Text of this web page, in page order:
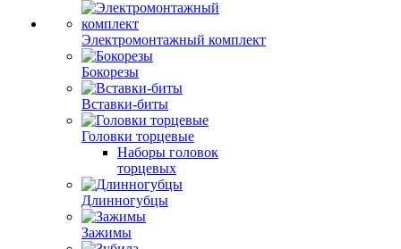
Электромонтажный комплект
Бокорезы
Вставки-биты
Головки торцевые
Наборы головок
торцевых
Длинногубцы
Зажимы